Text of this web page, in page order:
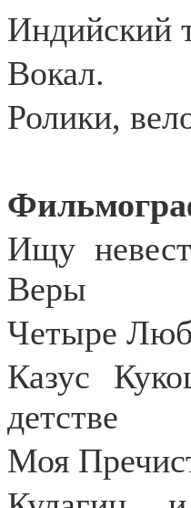
Индийский
Вокал.
Ролики,
Ищу
Веры
Четыре
Казус
детстве
Моя